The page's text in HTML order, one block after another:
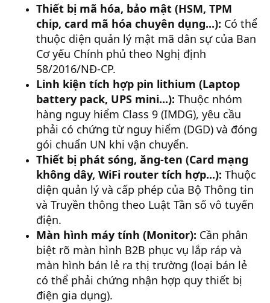
Thiết bị mã hóa, bảo mật (HSM, TPM
chip, card mã hóa chuyên dụng...): Có thể
thuộc diện quản lý mật mã dân sự của Ban
Cơ yếu Chính phủ theo Nghị định
58/2016/NĐ-CP.
Linh kiện tích hợp pin lithium (Laptop
battery pack, UPS mini...): Thuộc nhóm
hàng nguy hiểm Class 9 (IMDG), yêu cầu
phải có chứng từ nguy hiểm (DGD) và đóng
gói chuẩn UN khi vận chuyển.
Thiết bị phát sóng, ăng-ten (Card mạng
không dây, WiFi router tích hợp...): Thuộc
diện quản lý và cấp phép của Bộ Thông tin
và Truyền thông theo Luật Tần số vô tuyến
điện.
Màn hình máy tính (Monitor): Cần phân
biệt rõ màn hình B2B phục vụ lắp ráp và
màn hình bán lẻ ra thị trường (loại bán lẻ
có thể phải chứng nhận hợp quy thiết bị
điện gia dụng).